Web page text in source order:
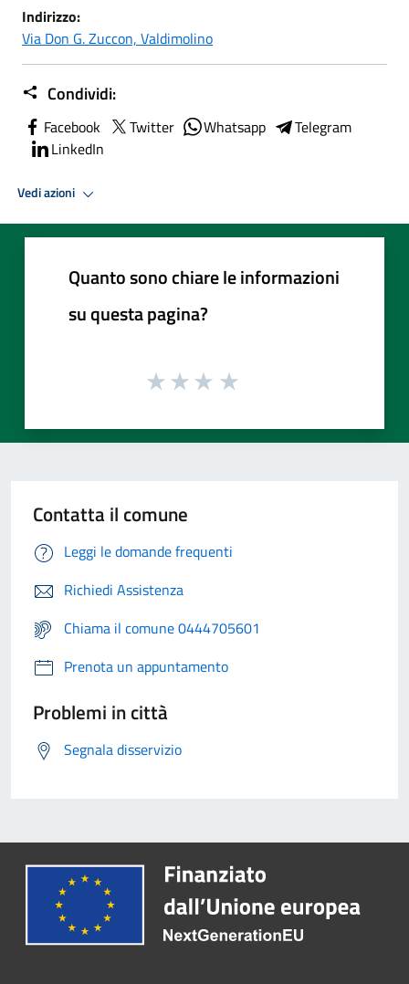
Indirizzo:
Via Don G. Zuccon, Valdimolino
Condividi:
Facebook Twitter Whatsapp
Telegram
LinkedIn
Vedi azioni
Quanto sono chiare le informazioni
su questa pagina?
Contatta il comune
Leggi le domande frequenti
Richiedi Assistenza
Chiama il comune 0444705601
Prenota un appuntamento
Problemi in città
Segnala disservizio